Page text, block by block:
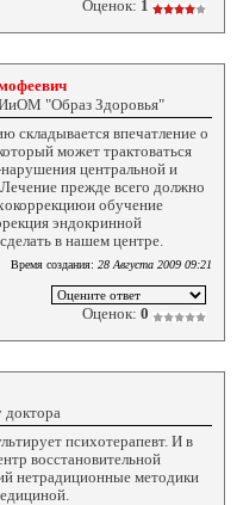
Оценок: 1
"Образ Здоровья"
впечатление о
может трактоваться
центральной и
прежде всего должно
обучение
эндокринной
в нашем центре.
Время создания: 28 Августа 2009 09:21
Оценок: 0
доктора
психотерапевт. И в
восстановительной
нетрадиционные методики